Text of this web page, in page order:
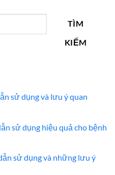
TÌM
KIẾM
sử dụng và lưu ý quan
sử dụng hiệu quả cho bệnh
sử dụng và những lưu ý